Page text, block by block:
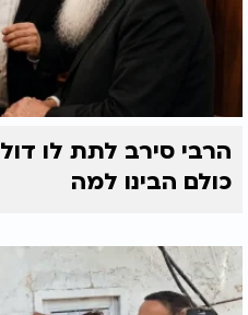
כולם הבינו למה